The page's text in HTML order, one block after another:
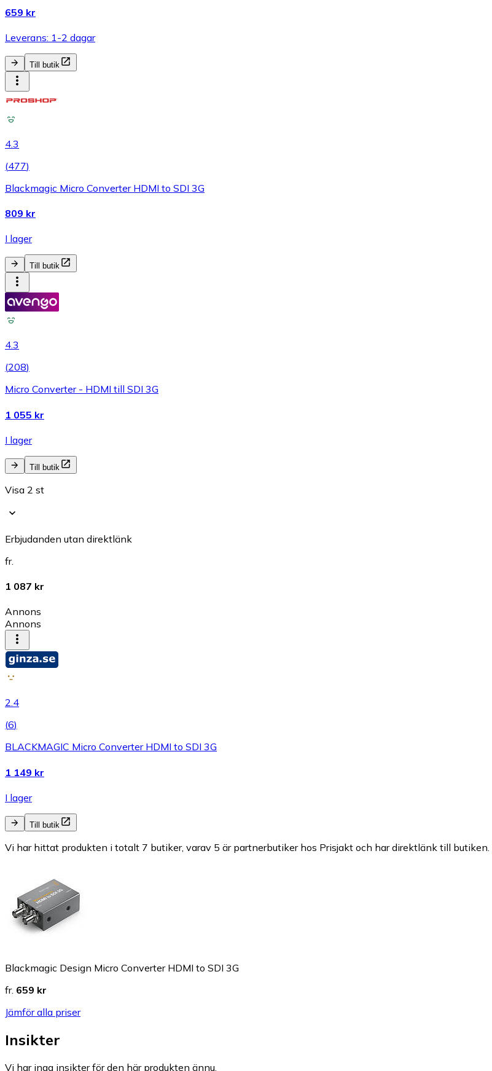
659 kr
Leverans: 1-2 dagar
Till butik
4.3
(477)
Blackmagic Micro Converter HDMI to SDI 3G
809 kr
I lager
Till butik
4.3
(208)
Micro Converter - HDMI till SDI 3G
1 055 kr
I lager
Till butik
Visa 2 st
Erbjudanden utan direktlänk
fr.
1 087 kr
Annons
Annons
2.4
(6)
BLACKMAGIC Micro Converter HDMI to SDI 3G
1 149 kr
I lager
Till butik
Vi har hittat produkten i totalt 7 butiker, varav 5 är partnerbutiker hos Prisjakt och har direktlänk till butiken.
Blackmagic Design Micro Converter HDMI to SDI 3G
fr. 659 kr
Jämför alla priser
Insikter
Vi har inga insikter för den här produkten ännu.